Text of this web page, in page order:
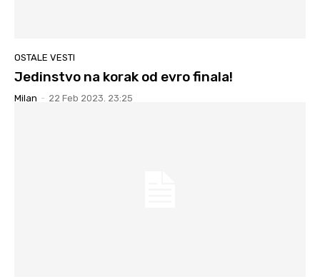
OSTALE VESTI
Jedinstvo na korak od evro finala!
Milan - 22 Feb 2023. 23:25